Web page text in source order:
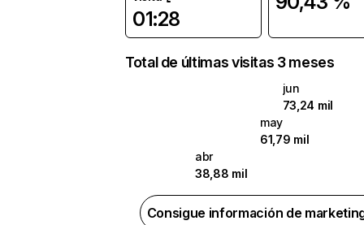
01:28
Total de últimas visitas 3 meses
jun
73,24 mil
may
61,79 mil
abr
38,88 mil
Consigue información de